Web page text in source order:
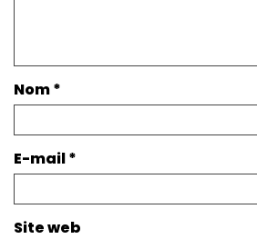
Nom*
E-mail*
Site web